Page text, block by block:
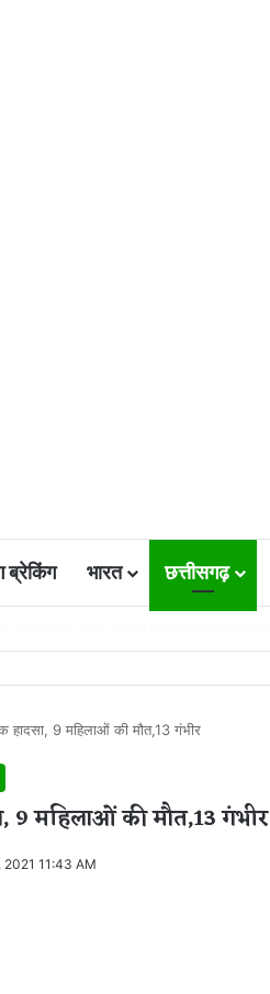
ब्रेकिंग भारत छत्तीसगढ़
9 महिलाओं की मौत,13 गंभीर
महिलाओं की मौत,13 गंभीर
2021 11:43 AM